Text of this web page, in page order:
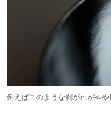
例えばこのような剥がれがや